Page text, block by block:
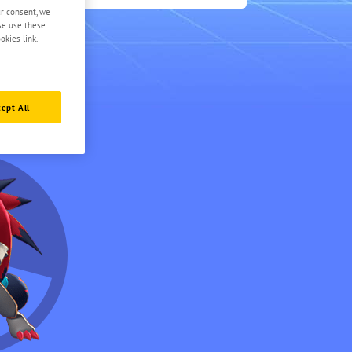
consent, we
use these
link.
All